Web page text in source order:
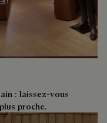
: laissez-vous
proche.